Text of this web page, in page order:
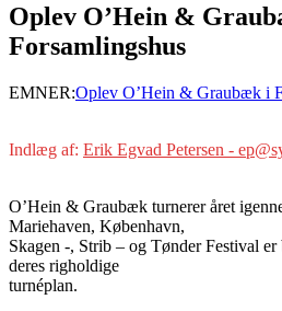
Oplev O’Hein &
Forsamlingshus
EMNER:Oplev O’Hein & Graubæk i
Indlæg af: Erik Egvad Petersen -
O’Hein & Graubæk turnerer året
Mariehaven, København,
Skagen -, Strib – og Tønder Festival
deres righoldige
turnéplan.